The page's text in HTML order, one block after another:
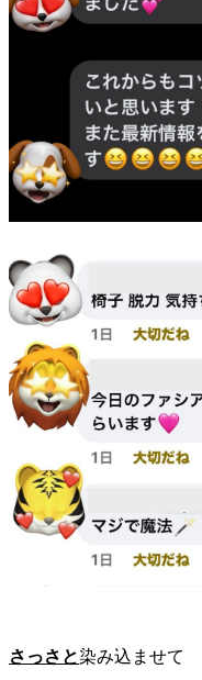
さっさと染み込ませて